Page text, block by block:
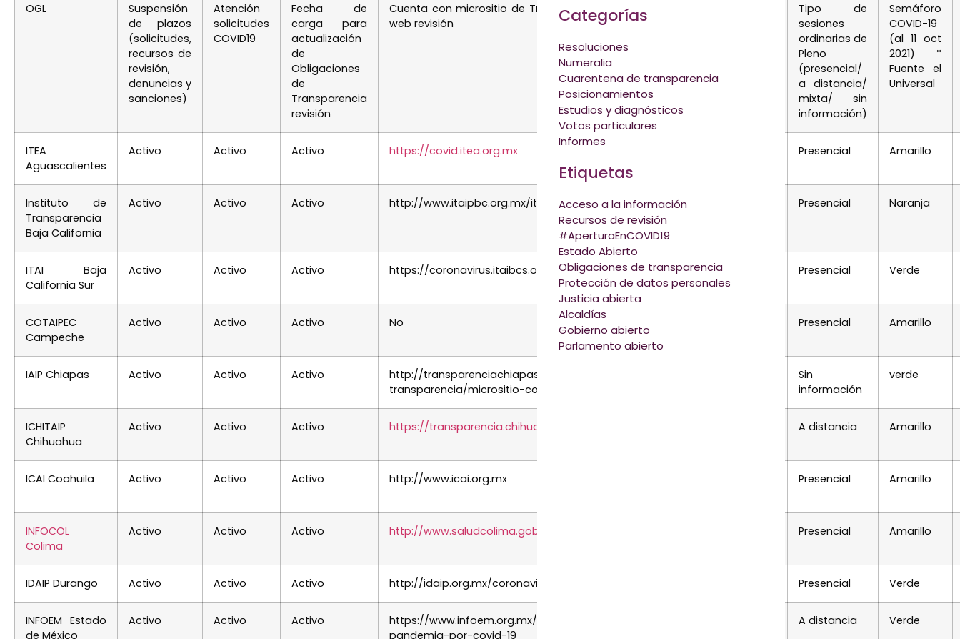
OGL
Suspensión
de plazos
(solicitudes,
recursos de
revisión,
denuncias y
sanciones)
Atención
solicitudes
COVID19
Fecha de
carga para
actualización
de
Obligaciones
de
Transparencia
revisión
Cuenta con micrositio de Transparencia Proactiva (Covid) en su página
web revisión
Tipo de
sesiones
ordinarias de
Pleno
(presencial/
a distancia/
mixta/ sin
información)
Semáforo
COVID-19
(al 11 oct
2021) *
Fuente el
Universal
ITEA
Aguascalientes
Activo Activo Activo https://covid.itea.org.mx Presencial Amarillo
Instituto de
Transparencia
Baja California
Activo Activo Activo http://www.itaipbc.org.mx/itaipBC/covid.html Presencial Naranja
ITAI Baja
California Sur
Activo Activo Activo https://coronavirus.itaibcs.org.mx/ Presencial Verde
COTAIPEC
Campeche
Activo Activo Activo No Presencial Amarillo
IAIP Chiapas Activo Activo Activo
http://transparenciachiapas.org/obligaciones-de-
transparencia/micrositio-covid-19/
Sin
información
verde
ICHITAIP
Chihuahua
Activo Activo Activo https://transparencia.chihuahua.gob.mx/covid-19/ A distancia Amarillo
ICAI Coahuila Activo Activo Activo http://www.icai.org.mx Presencial Amarillo
INFOCOL
Colima
Activo Activo Activo http://www.saludcolima.gob.mx/coronavirus/ Presencial Amarillo
IDAIP Durango Activo Activo Activo http://idaip.org.mx/coronavirus/ Presencial Verde
INFOEM Estado
de México
Activo Activo Activo
https://www.infoem.org.mx/es/contenido/contingencia-ante-
pandemia-por-covid-19
A distancia Verde
Categorías
Resoluciones
Numeralia
Cuarentena de transparencia
Posicionamientos
Estudios y diagnósticos
Votos particulares
Informes
Etiquetas
Acceso a la información
Recursos de revisión
#AperturaEnCOVID19
Estado Abierto
Obligaciones de transparencia
Protección de datos personales
Justicia abierta
Alcaldías
Gobierno abierto
Parlamento abierto